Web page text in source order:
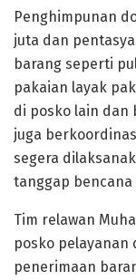
Penghimpunan
juta dan
barang seperti
pakaian layak
di posko lain dan
juga
segera
tanggap
Tim relawan
posko pelayanan
penerimaan